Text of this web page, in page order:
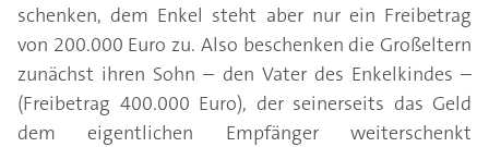
schenken, dem Enkel steht aber nur ein Freibetrag
von 200.000 Euro zu. Also beschenken die Großeltern
zunächst ihren Sohn – den Vater des Enkelkindes –
(Freibetrag 400.000 Euro), der seinerseits das Geld
dem eigentlichen Empfänger weiterschenkt